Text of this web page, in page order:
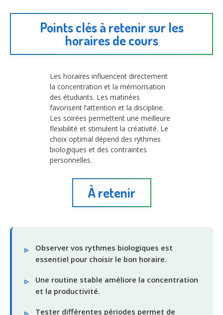
Points clés à retenir sur les
horaires de cours
Les horaires influencent directement
la concentration et la mémorisation
des étudiants. Les matinées
favorisent l’attention et la discipline.
Les soirées permettent une meilleure
flexibilité et stimulent la créativité. Le
choix optimal dépend des rythmes
biologiques et des contraintes
personnelles.
À retenir
Observer vos rythmes biologiques est
essentiel pour choisir le bon horaire.
Une routine stable améliore la concentration
et la productivité.
Tester différentes périodes permet de